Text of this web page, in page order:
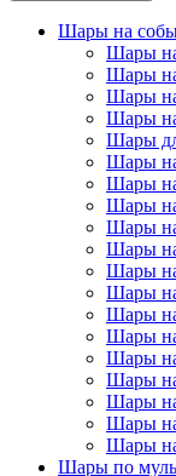
Шары на
Шары
Шары
Шары
Шары
Шары
Шары
Шары
Шары
Шары на
Шары
Шары
Шары
Шары
Шары
Шары
Шары
Шары
Шары
Шары
Шары по